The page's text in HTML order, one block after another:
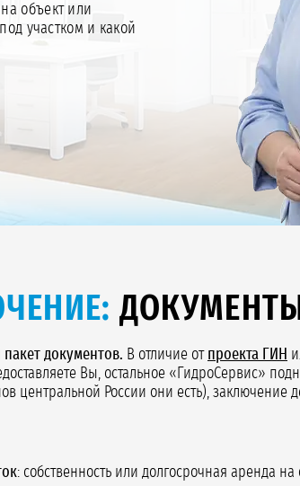
объект или
участком и какой
документов. В отличие от проекта ГИН
Вы, остальное «ГидроСервис»
России они есть), заключение
: собственность или долгосрочная аренда